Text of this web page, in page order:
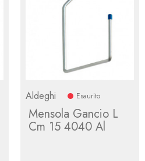
Aldeghi Esaurito
Mensola Gancio L
Cm 15 4040 Al